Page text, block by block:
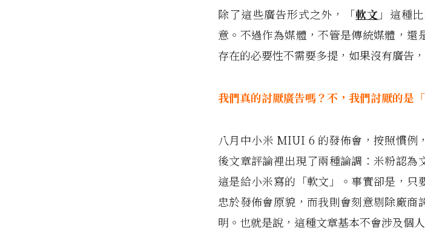
除了這些廣告形式之外，「軟文 」這種
意。不過作為媒體，不管是傳統媒體，還
存在的必要性不需要多提，如果沒有廣告
我們真的討厭廣告嗎？不，我們討厭的是
八月中小米 MIUI 6 的發佈會，按照慣例
後文章評論裡出現了兩種論調：米粉認為
這是給小米寫的「軟文」。事實卻是，只
忠於發佈會原貌，而我則會刻意剔除廠商
明。也就是說，這種文章基本不會涉及個